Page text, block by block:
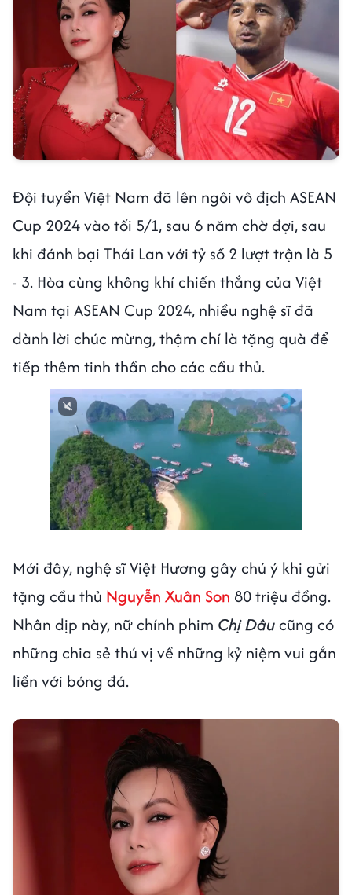
Đội tuyển Việt Nam đã lên ngôi vô địch ASEAN
Cup 2024 vào tối 5/1, sau 6 năm chờ đợi, sau
khi đánh bại Thái Lan với tỷ số 2 lượt trận là 5
- 3. Hòa cùng không khí chiến thắng của Việt
Nam tại ASEAN Cup 2024, nhiều nghệ sĩ đã
dành lời chúc mừng, thậm chí là tặng quà để
tiếp thêm tinh thần cho các cầu thủ.
Next video in 2
Mới đây, nghệ sĩ Việt Hương gây chú ý khi gửi
tặng cầu thủ Nguyễn Xuân Son 80 triệu đồng.
Nhân dịp này, nữ chính phim Chị Dâucũng có
những chia sẻ thú vị về những kỷ niệm vui gắn
liền với bóng đá.